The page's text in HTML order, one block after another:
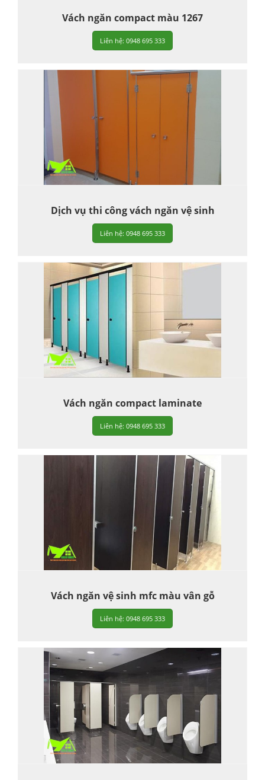
Vách ngăn compact màu 1267
Liên hệ: 0948 695 333
Dịch vụ thi công vách ngăn vệ sinh
Liên hệ: 0948 695 333
Vách ngăn compact laminate
Liên hệ: 0948 695 333
Vách ngăn vệ sinh mfc màu vân gỗ
Liên hệ: 0948 695 333